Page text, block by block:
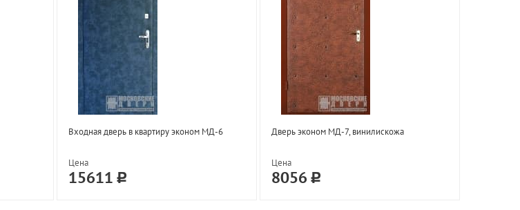
Входная дверь в квартиру эконом МД-6
Цена
15611
Дверь эконом МД-7, винилискожа
Цена
8056